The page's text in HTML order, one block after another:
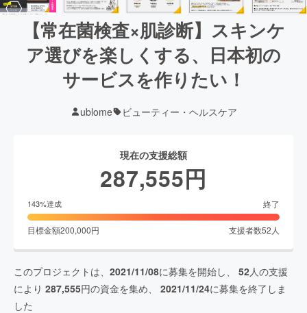
【常在菌検査×肌診断】スキンケ
ア選びを楽しくする、日本初の
サービスを作りたい！
ublome ビューティー・ヘルスケア
現在の支援総額
287,555円
143%達成 終了
目標金額200,000円 支援者数52 人
このプロジェクトは、 2021/11/08に募集を開始し、 52人の支援
により 287,555円の資金を集め、 2021/11/24に募集を終了しま
した